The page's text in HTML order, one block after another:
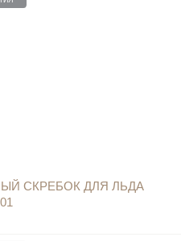
СКРЕБОК ДЛЯ ЛЬДА
ОПОВЕСТИТЬ